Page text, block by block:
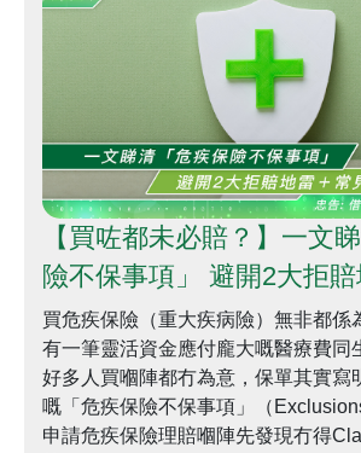
【買咗都未必賠？】一文
險不保事項」 避開2大拒
Q&A | 信貸366
買危疾保險（重大疾病險）無非都係
有一筆靈活資金應付龐大嘅醫療費同
好多人買嗰陣都冇為意，保單其實寫
嘅「危疾保險不保事項」（
申請危疾保險理賠嗰陣先發現冇得